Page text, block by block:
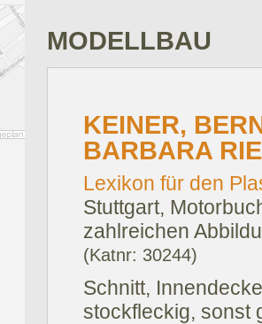
MODELLBAU
KEINER,
BARBARA
Lexikon für den
Stuttgart,
zahlreichen
(Katnr: 30244)
Schnitt,
stockfleckig, sonst